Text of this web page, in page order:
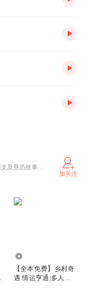
喜马签约主播，热爱音乐，喜欢各种爽文及悬恐故事，欢迎大家来听哦！
加关注
【全本免费】乡村奇
遇 情运亨通|多人有